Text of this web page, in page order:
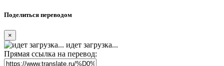
Поделиться переводом
×
идет загрузка...
Прямая ссылка на перевод: